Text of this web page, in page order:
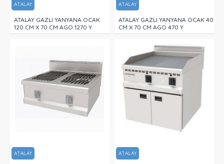
ATALAY
ATALAY GAZLI YANYANA OCAK
120 CM X 70 CM AGO 1270 Y
ATALAY
ATALAY GAZLI YANYANA OCAK 40
CM X 70 CM AGO 470 Y
ATALAY ATALAY